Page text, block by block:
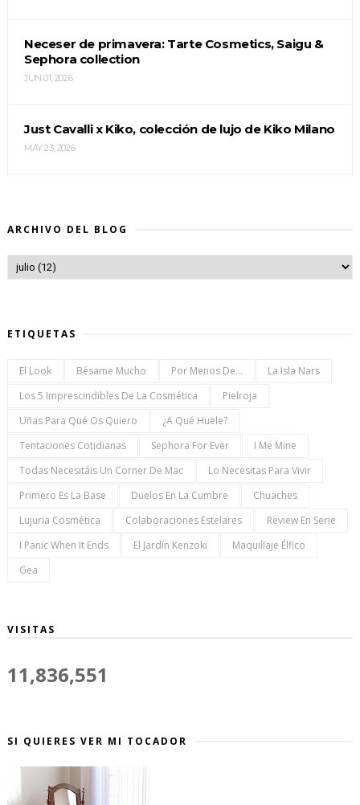
Neceser de primavera: Tarte Cosmetics, Saigu &
Sephora collection
JUN 01, 2026
Just Cavalli x Kiko, colección de lujo de Kiko Milano
MAY 23, 2026
ARCHIVO DEL BLOG
ETIQUETAS
El Look Bésame Mucho Por Menos De...
La Isla Nars
Los 5 Imprescindibles De La Cosmética
Pielroja
Uñas Para Qué Os Quiero
¿a Qué Huele?
Tentaciones Cotidianas
Sephora For Ever
I Me Mine
Todas Necesitáis Un Corner De Mac
Lo Necesitas Para Vivir
Primero Es La Base
Duelos En La Cumbre
Chuaches
Lujuria Cosmética
Colaboraciones Estelares
Review En Serie
I Panic When It Ends
El Jardín Kenzoki
Maquillaje Élfico
Gea
VISITAS
11,836,551
SI QUIERES VER MI TOCADOR